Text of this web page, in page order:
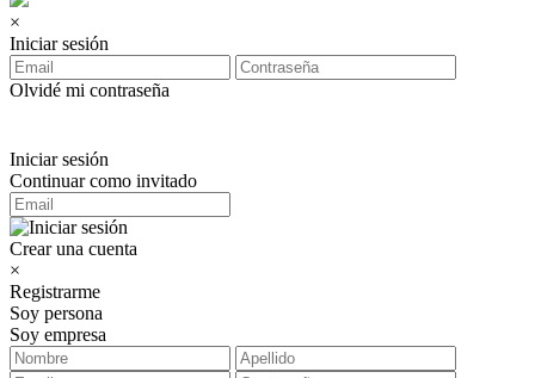
×
Iniciar sesión
Olvidé mi contraseña
Iniciar sesión
Continuar como invitado
Crear una cuenta
×
Registrarme
Soy persona
Soy empresa